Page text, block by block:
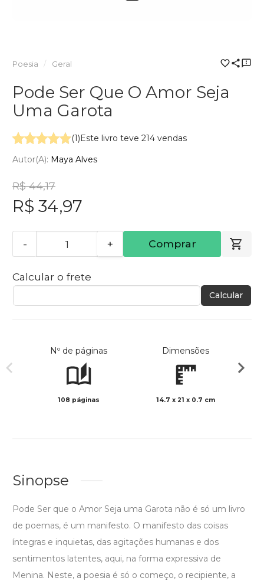
Poesia Geral
Pode Ser Que O Amor Seja
Uma Garota
(1)Este livro teve 214 vendas
Autor(a): Maya Alves
R$ 44,17
R$ 34,97
- + Comprar
Calcular o frete
Calcular
Nº de páginas
108 páginas
Dimensões
14.7 x 21 x 0.7 cm
Sinopse
Pode Ser que o Amor Seja uma Garota não é só um livro
de poemas, é um manifesto. O manifesto das coisas
íntegras e inquietas, das agitações humanas e dos
sentimentos latentes, aqui, na forma expressiva de
Menina. Neste, a poesia é só o começo, o recipiente, a